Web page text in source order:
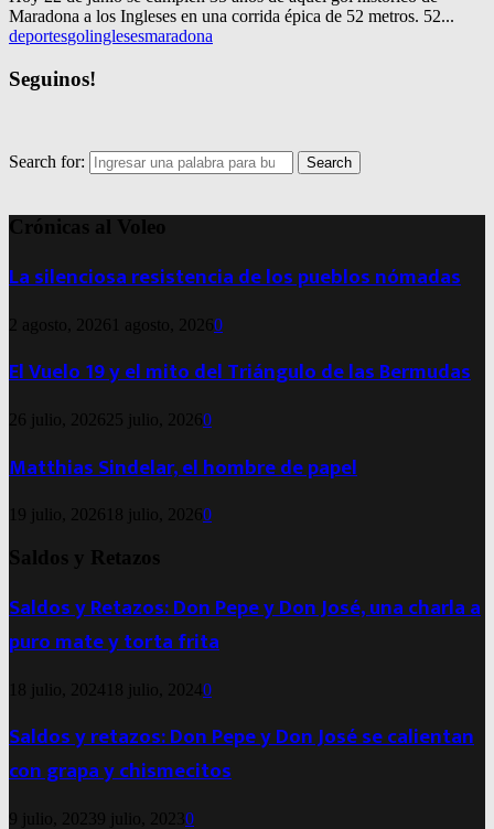
Maradona a los Ingleses en una corrida épica de 52 metros. 52...
deportesgolinglesesmaradona
Seguinos!
Search for: Search
Crónicas al Voleo
La silenciosa resistencia de los pueblos nómadas
2 agosto, 2026 1 agosto, 20260
El Vuelo 19 y el mito del Triángulo de las Bermudas
26 julio, 2026 25 julio, 20260
Matthias Sindelar, el hombre de papel
19 julio, 2026 18 julio, 20260
Saldos y Retazos
Saldos y Retazos: Don Pepe y Don José, una charla a
puro mate y torta frita
18 julio, 2024 18 julio, 20240
Saldos y retazos: Don Pepe y Don José se calientan
con grapa y chismecitos
9 julio, 20239 julio, 20230